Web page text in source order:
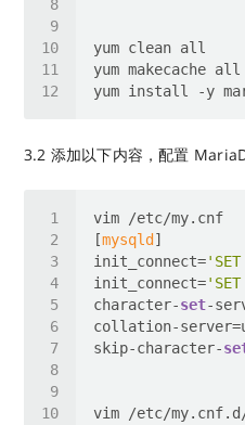
3.2 添加以下内容，配置
[mysqld
init_connect=
init_connect=
character-set
skip-character-